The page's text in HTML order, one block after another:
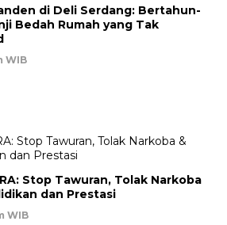
di Deli Serdang: Bertahun-
Bedah Rumah yang Tak
WIB
Stop Tawuran, Tolak Narkoba
dan Prestasi
WIB